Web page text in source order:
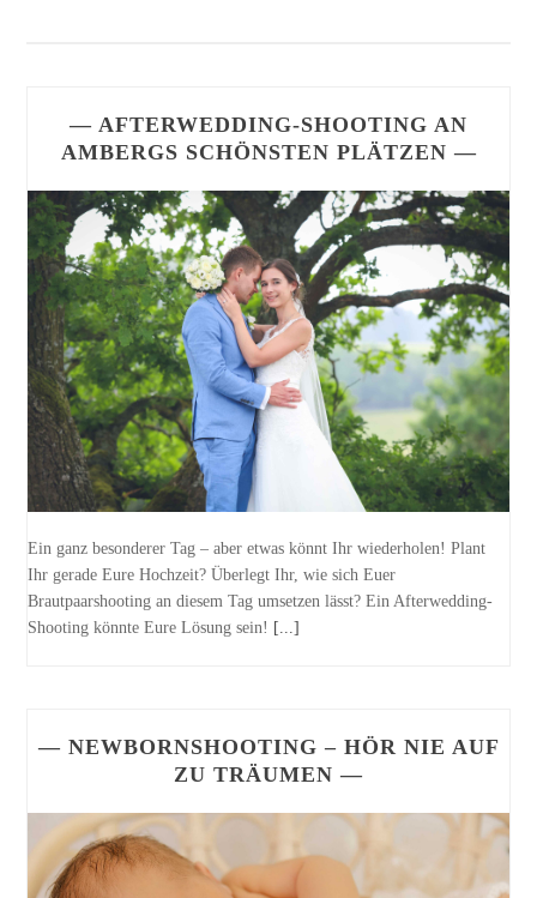
— AFTERWEDDING-SHOOTING AN
AMBERGS SCHÖNSTEN PLÄTZEN —
Ein ganz besonderer Tag – aber etwas könnt Ihr wiederholen! Plant
Ihr gerade Eure Hochzeit? Überlegt Ihr, wie sich Euer
Brautpaarshooting an diesem Tag umsetzen lässt? Ein Afterwedding-
Shooting könnte Eure Lösung sein! [...]
— NEWBORNSHOOTING – HÖR NIE AUF
ZU TRÄUMEN —